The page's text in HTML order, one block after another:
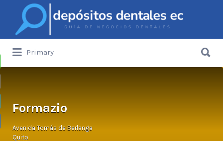
Buscar
por:
Primary
por:
Formazio
Avenida Tomás de Berlanga
Quito